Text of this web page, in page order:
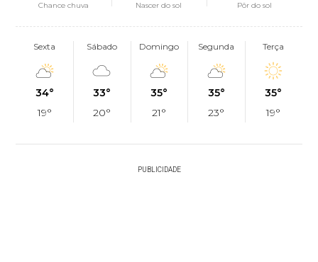
Chance chuva Nascer do sol Pôr do sol
Sexta
34°
19°
Sábado
33°
20°
Domingo
35°
21°
Segunda
35°
23°
Terça
35°
19°
PUBLICIDADE